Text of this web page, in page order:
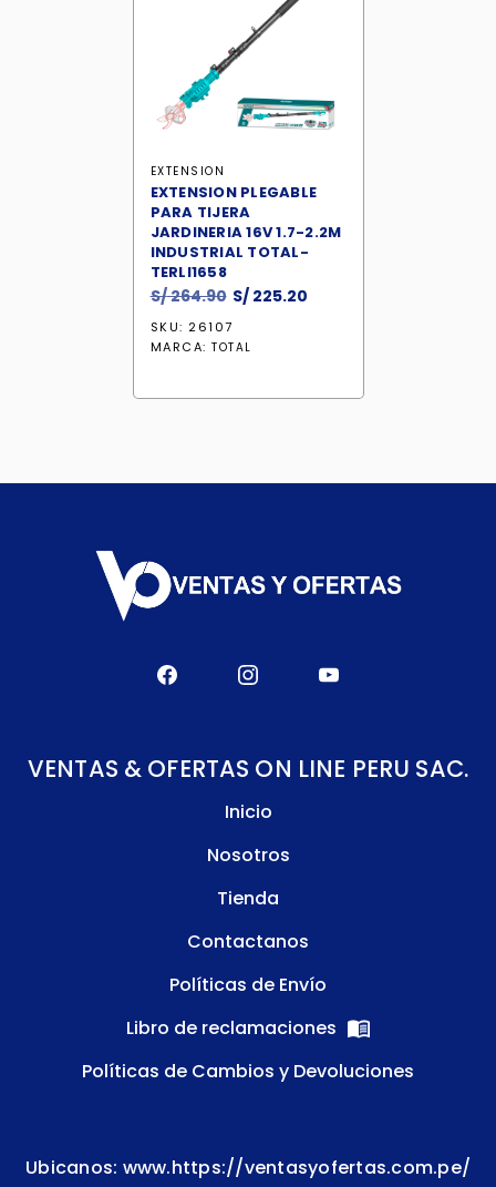
EXTENSION
EXTENSION PLEGABLE
PARA TIJERA
JARDINERIA 16V 1.7-2.2M
INDUSTRIAL TOTAL-
TERLI1658
S/264.90 El
original
S/225.20
SKU: 26107
MARCA: TOTAL
VENTAS & OFERTAS ON LINE PERU SAC.
Inicio
Nosotros
Tienda
Contactanos
Políticas de Envío
Libro de reclamaciones
Políticas de Cambios y Devoluciones
Ubicanos: www.https://ventasyofertas.com.pe/